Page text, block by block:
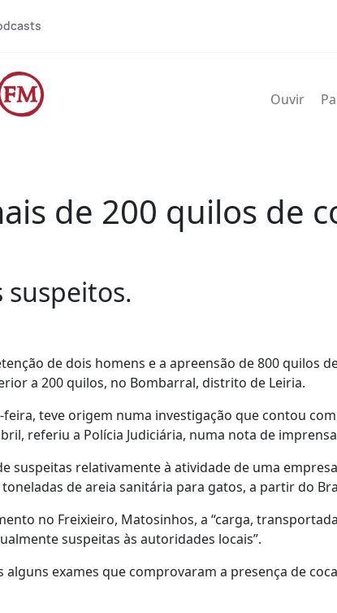
Ouvir
de 200 quilos de
suspeitos.
de dois homens e a apreensão de 800 quilos
a 200 quilos, no Bombarral, distrito de Leiria.
teve origem numa investigação que contou
referiu a Polícia Judiciária, numa nota de
suspeitas relativamente à atividade de uma
de areia sanitária para gatos, a partir do
no Freixieiro, Matosinhos, a “carga,
suspeitas às autoridades locais”.
exames que comprovaram a presença de